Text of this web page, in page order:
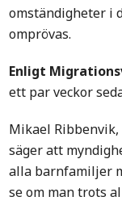
omständigheter i
omprövas.
Enligt
ett par veckor
Mikael
säger att
alla barnfamiljer
se om man trots